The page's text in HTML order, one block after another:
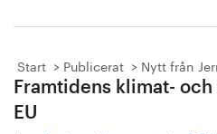
Start Publicerat Nytt från
Framtidens klimat-
EU